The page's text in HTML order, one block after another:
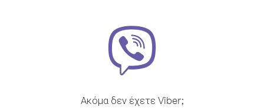
Ακόμα δεν έχετε Viber;